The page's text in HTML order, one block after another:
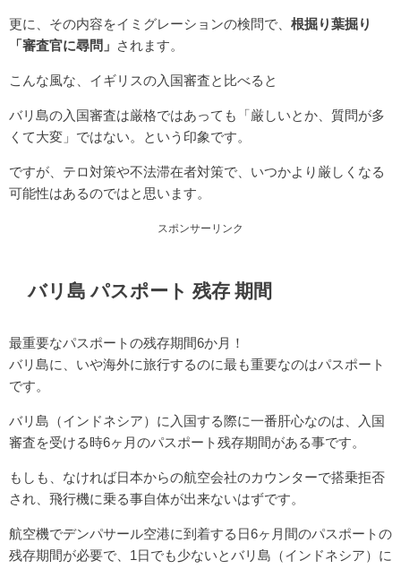
更に、その内容をイミグレーションの検問で、 根掘り葉掘り
「審査官に尋問」
されます。
こんな風な、イギリスの入国審査と比べると
バリ島の入国審査は厳格ではあっても「厳しいとか、質問が多
くて大変」ではない。という印象です。
ですが、テロ対策や不法滞在者対策で、いつかより厳しくなる
可能性はあるのではと思います。
スポンサーリンク
バリ島 パスポート 残存 期間
最重要なパスポートの残存期間6か月！
バリ島に、いや海外に旅行するのに最も重要なのはパスポート
です。
バリ島（インドネシア）に入国する際に一番肝心なのは、入国
審査を受ける時6ヶ月のパスポート残存期間がある事です。
もしも、なければ日本からの航空会社のカウンターで搭乗拒否
され、飛行機に乗る事自体が出来ないはずです。
航空機でデンパサール空港に到着する日6ヶ月間のパスポートの
残存期間が必要で、1日でも少ないとバリ島（インドネシア）に